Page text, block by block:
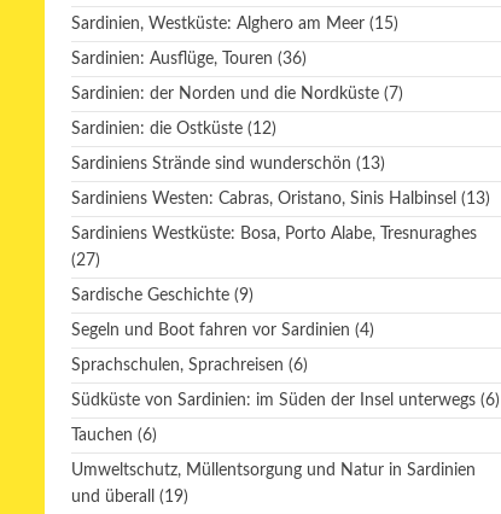
Sardinien, Westküste: Alghero am Meer (15)
Sardinien: Ausflüge, Touren (36)
Sardinien: der Norden und die Nordküste (7)
Sardinien: die Ostküste (12)
Sardiniens Strände sind wunderschön (13)
Sardiniens Westen: Cabras, Oristano, Sinis Halbinsel (13)
Sardiniens Westküste: Bosa, Porto Alabe, Tresnuraghes
(27)
Sardische Geschichte (9)
Segeln und Boot fahren vor Sardinien (4)
Sprachschulen, Sprachreisen (6)
Südküste von Sardinien: im Süden der Insel unterwegs (6)
Tauchen (6)
Umweltschutz, Müllentsorgung und Natur in Sardinien
und überall
(19)